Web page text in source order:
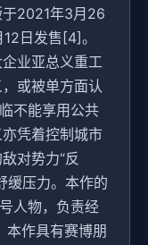
2021年3月26
日发售[4]。
业亚总义重工
或被单方面认
不能享用公共
凭着控制城市
对势力“反
缓压力。本作的
人物，负责经
本作具有赛博朋